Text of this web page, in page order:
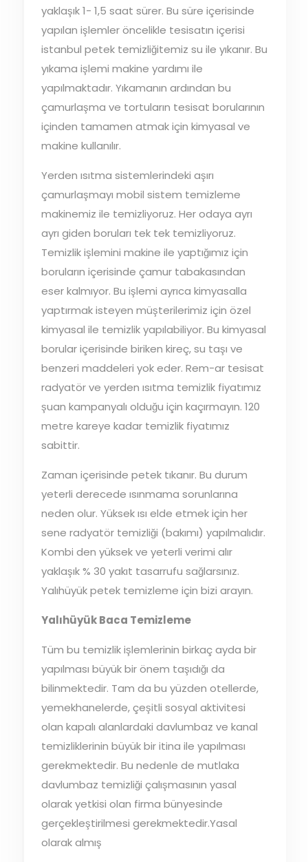
yaklaşık 1- 1,5 saat sürer. Bu süre içerisinde
yapılan işlemler öncelikle tesisatın içerisi
istanbul petek temizliğitemiz su ile yıkanır. Bu
yıkama işlemi makine yardımı ile
yapılmaktadır. Yıkamanın ardından bu
çamurlaşma ve tortuların tesisat borularının
içinden tamamen atmak için kimyasal ve
makine kullanılır.
Yerden ısıtma sistemlerindeki aşırı
çamurlaşmayı mobil sistem temizleme
makinemiz ile temizliyoruz. Her odaya ayrı
ayrı giden boruları tek tek temizliyoruz.
Temizlik işlemini makine ile yaptığımız için
boruların içerisinde çamur tabakasından
eser kalmıyor. Bu işlemi ayrıca kimyasalla
yaptırmak isteyen müşterilerimiz için özel
kimyasal ile temizlik yapılabiliyor. Bu kimyasal
borular içerisinde biriken kireç, su taşı ve
benzeri maddeleri yok eder. Rem-ar tesisat
radyatör ve yerden ısıtma temizlik fiyatımız
şuan kampanyalı olduğu için kaçırmayın. 120
metre kareye kadar temizlik fiyatımız
sabittir.
Zaman içerisinde petek tıkanır. Bu durum
yeterli derecede ısınmama sorunlarına
neden olur. Yüksek ısı elde etmek için her
sene radyatör temizliği (bakımı) yapılmalıdır.
Kombi den yüksek ve yeterli verimi alır
yaklaşık % 30 yakıt tasarrufu sağlarsınız.
Yalıhüyük petek temizleme için bizi arayın.
Yalıhüyük Baca Temizleme
Tüm bu temizlik işlemlerinin birkaç ayda bir
yapılması büyük bir önem taşıdığı da
bilinmektedir. Tam da bu yüzden otellerde,
yemekhanelerde, çeşitli sosyal aktivitesi
olan kapalı alanlardaki davlumbaz ve kanal
temizliklerinin büyük bir itina ile yapılması
gerekmektedir. Bu nedenle de mutlaka
davlumbaz temizliği çalışmasının yasal
olarak yetkisi olan firma bünyesinde
gerçekleştirilmesi gerekmektedir.Yasal
olarak almış